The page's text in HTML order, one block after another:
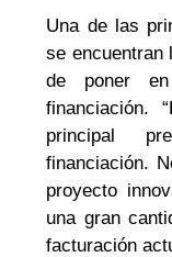
Una de las
se encuentran
de poner
financiación.
principal
financiación.
proyecto
una gran
facturación